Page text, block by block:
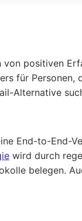
positiven
für
Alternative
End-to-End-
wird durch
belegen.